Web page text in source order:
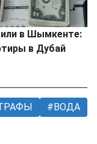
в Шымкенте:
в Дубай
ВОДА